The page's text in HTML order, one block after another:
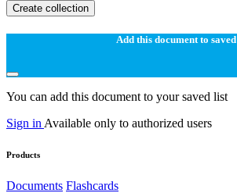
Create collection
Add this document to saved
You can add this document to your saved list
Sign in Available only to authorized users
Products
Documents Flashcards